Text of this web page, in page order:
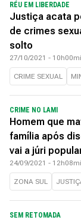
RÉU EM LIBERDADE
Justiça acata
de crimes
solto
27/10/2021 -
CRIME SEXUAL
CRIME NO LAMI
Homem que
família após
vai a júri
24/09/2021 -
ZONA SUL
SEM RETOMADA